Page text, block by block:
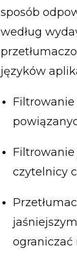
sposób
według
języków
czytelnicy
ograniczać